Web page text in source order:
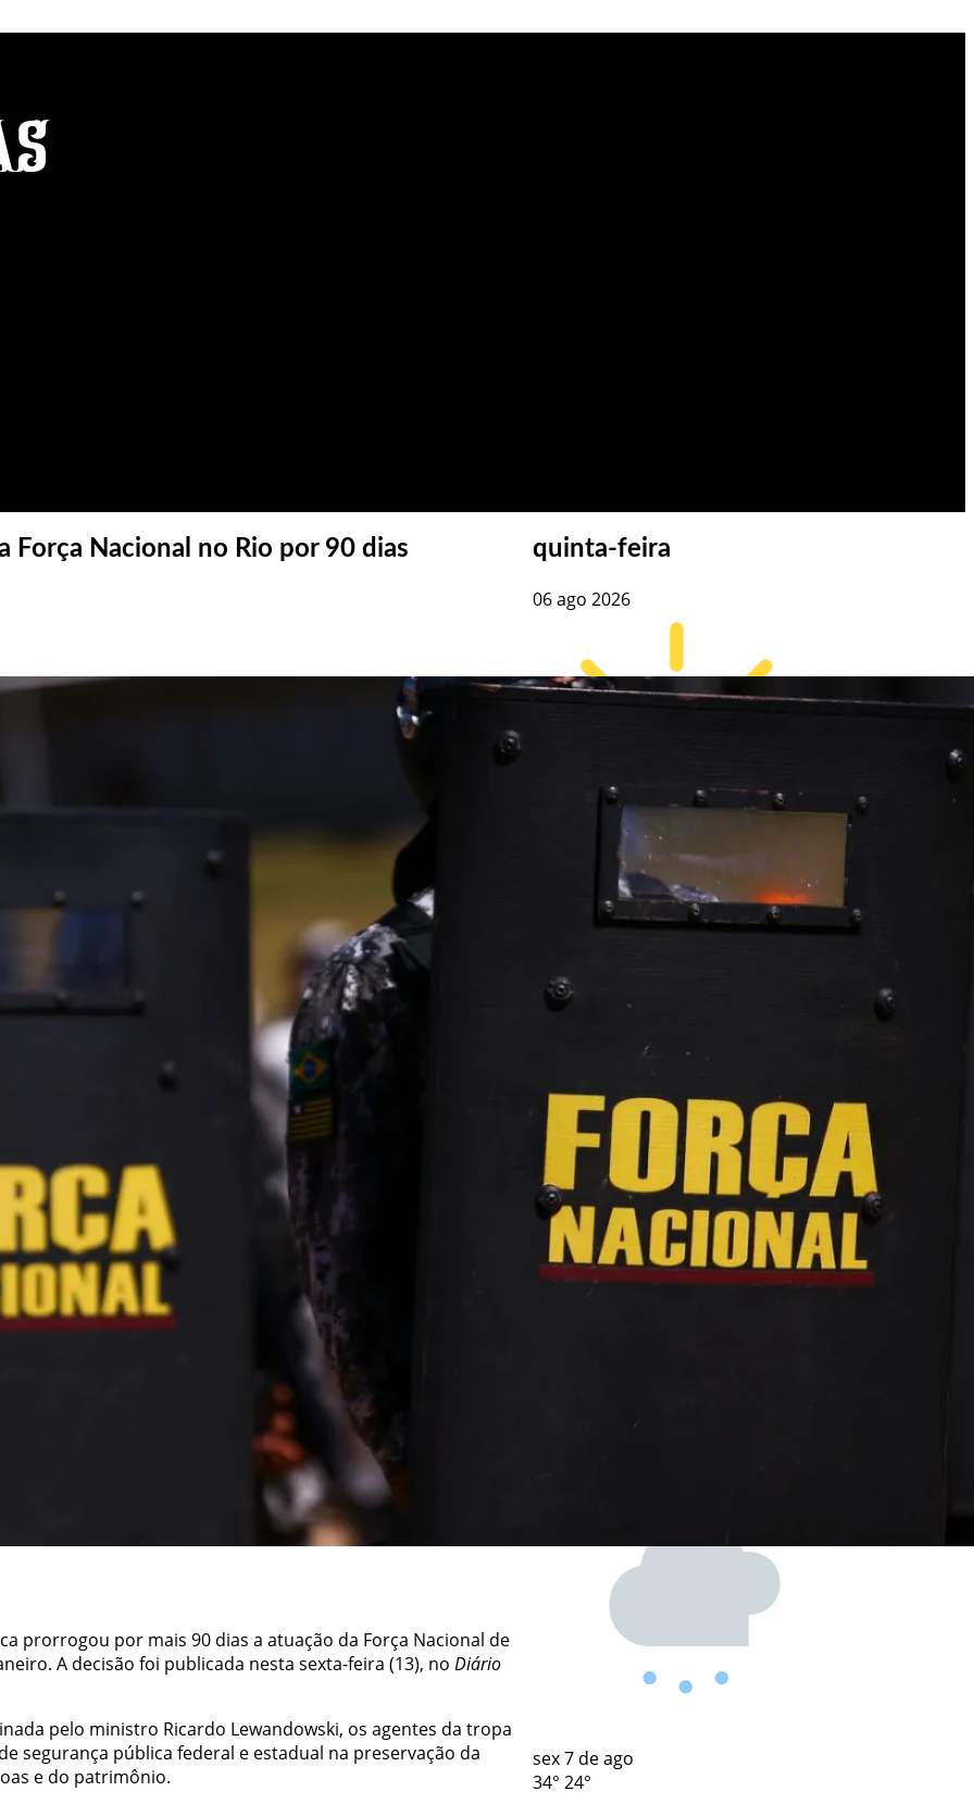
Força Nacional no Rio por 90 dias
prorrogou por mais 90 dias a atuação da Força Nacional de
A decisão foi publicada nesta sexta-feira (13), no Diário
pelo ministro Ricardo Lewandowski, os agentes da tropa
segurança pública federal e estadual na preservação da
e do patrimônio.
quinta-feira
06 ago 2026
Céu limpo
Vento3 km/h
sex 7 de ago
34° 24°